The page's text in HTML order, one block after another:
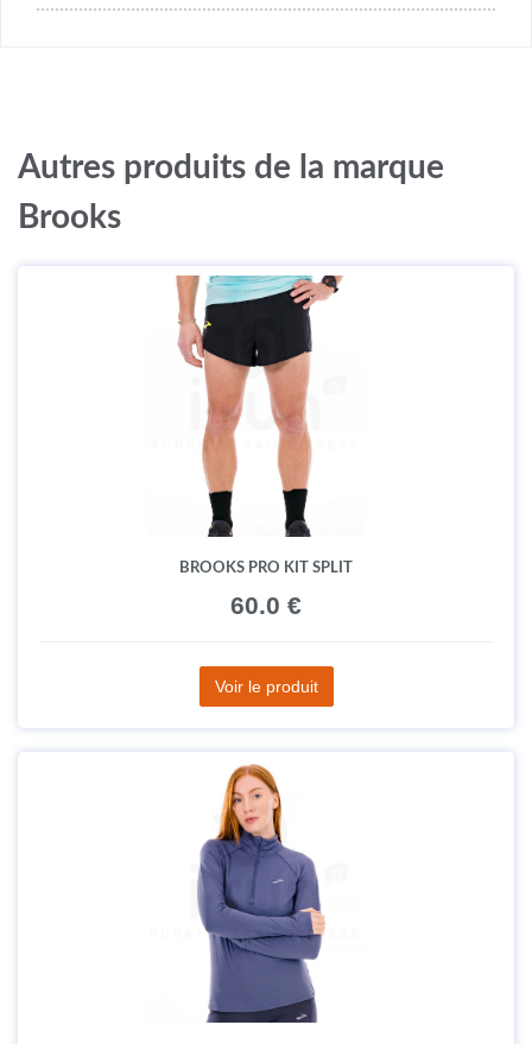
Autres produits de la marque
Brooks
BROOKS PRO KIT SPLIT
60.0 €
Voir le produit